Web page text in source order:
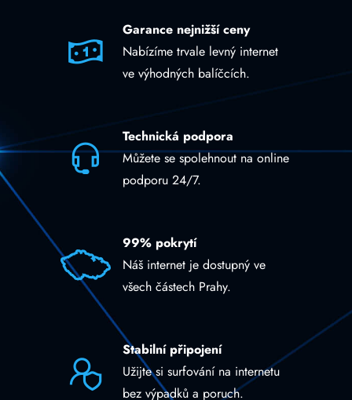
Garance nejnižší ceny
Nabízíme trvale levný internet
ve výhodných balíčcích.
Technická podpora
Můžete se spolehnout na online
podporu 24/7.
99% pokrytí
Náš internet je dostupný ve
všech částech Prahy.
Stabilní připojení
Užijte si surfování na internetu
bez výpadků a poruch.